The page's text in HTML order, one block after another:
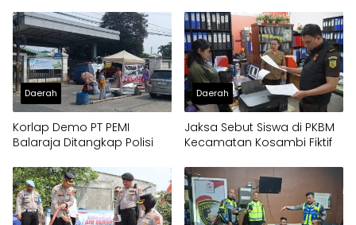
Daerah
Korlap Demo PT PEMI
Balaraja Ditangkap Polisi
Daerah
Jaksa Sebut Siswa di PKBM
Kecamatan Kosambi Fiktif